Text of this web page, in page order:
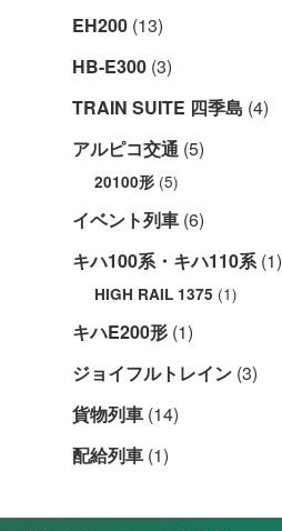
EH200 (13)
HB-E300 (3)
TRAIN SUITE 四季島 (4)
アルピコ交通 (5)
20100形 (5)
イベント列車 (6)
キハ100系・キハ110系(1)
HIGH RAIL 1375 (1)
キハE200形 (1)
ジョイフルトレイン (3)
貨物列車 (14)
配給列車 (1)